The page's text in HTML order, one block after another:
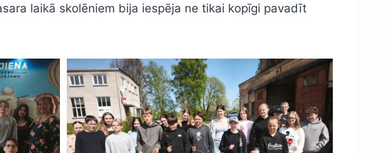
laikā skolēniem bija iespēja ne tikai kopīgi pavadīt